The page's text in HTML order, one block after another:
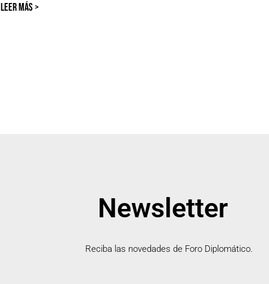
LEER MÁS >
Newsletter
Reciba las novedades de Foro Diplomático.